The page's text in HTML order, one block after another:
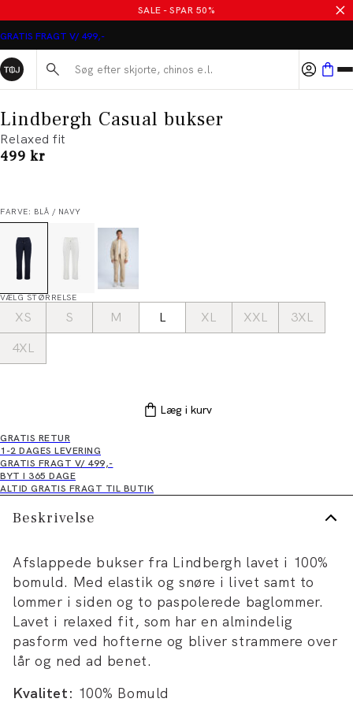
SALE - SPAR 50%
GRATIS FRAGT V/ 499,-
Søg her...
Lindbergh Casual bukser
Relaxed fit
I alt (inkl. rabat)
499 kr
FARVE: BLÅ / NAVY
VÆLG STØRRELSE
XS S M L XL XXL
3XL
4XL
Læg i kurv
GRATIS RETUR
1-2 DAGES LEVERING
GRATIS FRAGT V/ 499,-
BYT I 365 DAGE
ALTID GRATIS FRAGT TIL BUTIK
Beskrivelse
Afslappede bukser fra Lindbergh lavet i 100%
bomuld. Med elastik og snøre i livet samt to
lommer i siden og to paspolerede baglommer.
Lavet i relaxed fit, som har en almindelig
pasform ved hofterne og bliver strammere over
lår og ned ad benet.
Kvalitet: 100% Bomuld